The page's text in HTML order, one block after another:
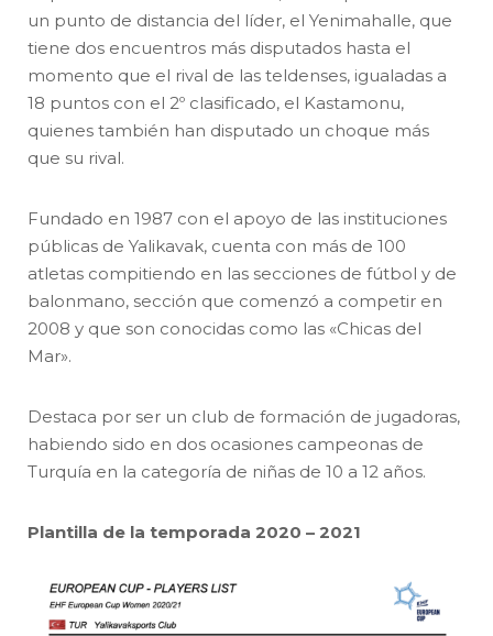
un punto de distancia del líder, el Yenimahalle, que
tiene dos encuentros más disputados hasta el
momento que el rival de las teldenses, igualadas a
18 puntos con el 2º clasificado, el Kastamonu,
quienes también han disputado un choque más
que su rival.
Fundado en 1987 con el apoyo de las instituciones
públicas de Yalikavak, cuenta con más de 100
atletas compitiendo en las secciones de fútbol y de
balonmano, sección que comenzó a competir en
2008 y que son conocidas como las «Chicas del
Mar».
Destaca por ser un club de formación de jugadoras,
habiendo sido en dos ocasiones campeonas de
Turquía en la categoría de niñas de 10 a 12 años.
Plantilla de la temporada 2020 – 2021